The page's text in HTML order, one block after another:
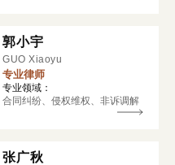
郭小宇
GUO Xiaoyu
专业律师
专业领域：
合同纠纷、侵权维权、非诉调解
张广秋